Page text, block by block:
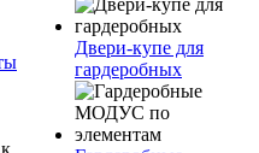
Двери-купе для
гардеробных